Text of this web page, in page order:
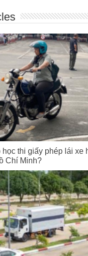
học thi giấy phép lái xe
Chí Minh?